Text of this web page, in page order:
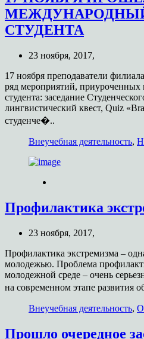
СТУДЕНТА
23 ноября, 2017,
17 ноября преподаватели
ряд мероприятий,
студента: заседание
лингвистический квест, Quiz
cтуденче�..
Внеучебная деятельность,
Профилактика
23 ноября, 2017,
Профилактика экстремизма –
молодежью. Проблема
молодежной среде – очень
на современном этапе развития
Внеучебная деятельность,
Прошло очередное